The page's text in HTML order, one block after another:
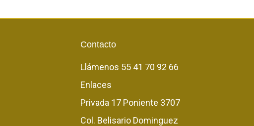
Contacto
Llámenos 55 41 70 92 66
Enlaces
Privada 17 Poniente 3707
Col. Belisario Dominguez